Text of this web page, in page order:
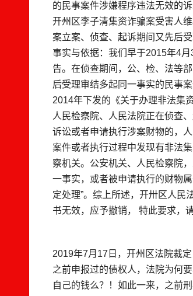
的民事案件涉嫌程序违法无效的诉
开州区李子清集资诈骗案受害人
案立案、侦查、起诉期间又先后
事实与依据：我们早于2015年4
告。在侦查期间，公、检、法等
后受理审结多起同一事实的民事
2014年下发的《关于办理非法集
人民检察院、人民法院正在侦查
诉讼或者申请执行涉案财物的，
案件或者执行过程中发现有非法
察机关。公安机关、人民检察院
一事实，或者被申请执行的财物
定处理”。综上所述，开卅区人民
书无效，应予撤销， 特此要求，
2019年7月17日，开州区法院裁
之前申报过的债权人，法院为何
自己的钱么？！如此一来，之前